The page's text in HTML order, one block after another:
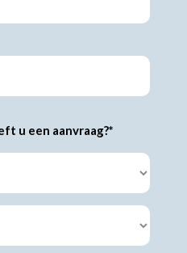
u een aanvraag?*